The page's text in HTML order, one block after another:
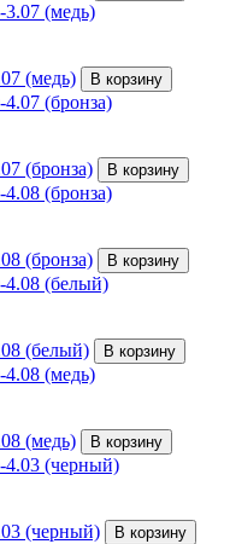
(медь)
В корзину
(бронза)
В корзину
(бронза)
В корзину
(белый)
В корзину
(медь)
В корзину
(черный)
В корзину